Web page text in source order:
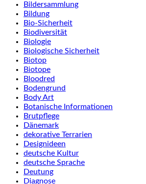
Bildersammlung
Bildung
Bio-Sicherheit
Biodiversität
Biologie
Biologische Sicherheit
Biotop
Biotope
Bloodred
Bodengrund
Body Art
Botanische Informationen
Brutpflege
Dänemark
dekorative Terrarien
Designideen
deutsche Kultur
deutsche Sprache
Deutung
Diagnose